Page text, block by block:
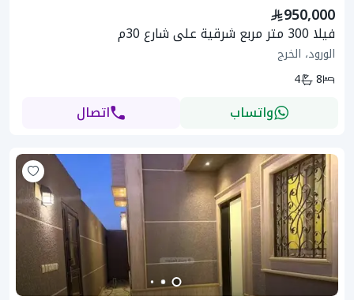
950,000
فيلا 300 متر مربع شرقية على شارع 30م
الورود، الخرج
8
4
واتساب اتصال